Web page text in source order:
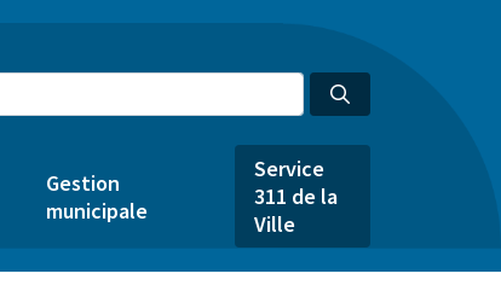
Gestion
municipale
Service
311 de la
Ville